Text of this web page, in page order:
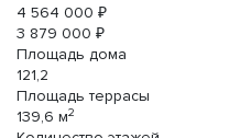
4 564 000 ₽
3 879 000 ₽
Площадь дома
121,2
Площадь террасы
139,6 м2